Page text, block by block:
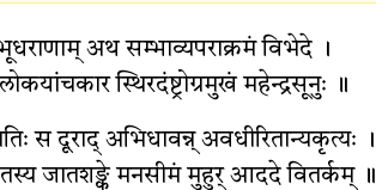
अथ सम्भाव्यपराक्रमं विभेदे ।
स्थिरदंष्ट्रोग्रमुखं महेन्द्रसूनुः ॥
स दूराद् अभिधावन्न् अवधीरितान्यकृत्यः ।
जातशङ्के मनसीमं मुहुर् आददे वितर्कम् ॥